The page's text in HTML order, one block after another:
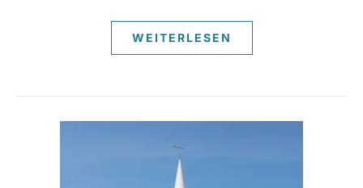
WEITERLESEN